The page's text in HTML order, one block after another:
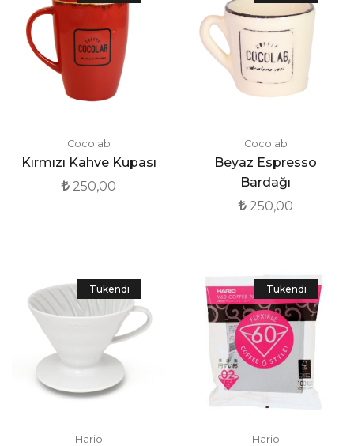
Cocolab
Kırmızı Kahve Kupası
250,00
Cocolab
Beyaz Espresso
Bardağı
250,00
Tükendi
Hario
Tükendi
Hario